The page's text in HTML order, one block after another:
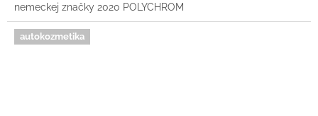
nemeckej značky 2020 POLYCHROM
autokozmetika